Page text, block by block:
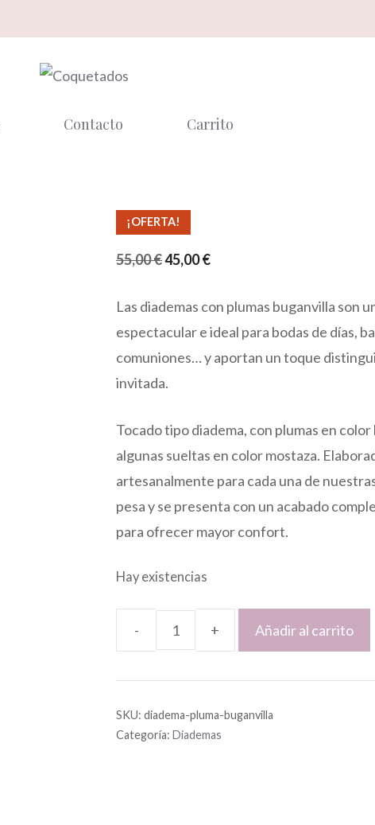
Contacto Carrito
¡OFERTA!
55,00€El
original
era:
55,00 €.
45,00€El
actual
es:
45,00 €.
Las diademas con plumas buganvilla son
espectacular e ideal para bodas de días,
comuniones… y aportan un toque
invitada.
Tocado tipo diadema, con plumas en
algunas sueltas en color mostaza.
artesanalmente para cada una de
pesa y se presenta con un acabado
para ofrecer mayor confort.
Hay existencias
buganvilla
cantidad
Añadir al carrito
SKU: diadema-pluma-buganvilla
Categoría: Diademas